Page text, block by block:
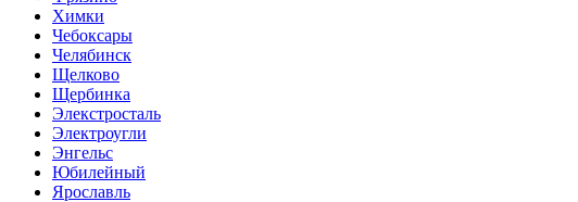
Химки
Чебоксары
Челябинск
Щелково
Щербинка
Элекстросталь
Электроугли
Энгельс
Юбилейный
Ярославль